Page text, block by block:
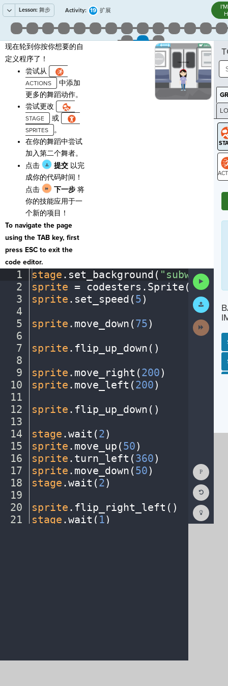
Lesson: 舞步 Activity: 19 扩展
现在轮到你按你想要的自
定义程序了！
尝试从
中添加
更多的舞蹈动作。
尝试更改
或
。
在你的舞蹈中尝试
加入第二个舞者。
点击
提交 以完
成你的代码时间！
点击
下一步 将
你的技能应用于一
个新的项目！
To navigate the page
using the TAB key, first
press ESC to exit the
code editor.
1
2
3
4
5
6
7
8
9
10
11
12
13
14
15
16
17
18
19
20
21
stage . set_background( "subway"
sprite = codesters . Sprite(
sprite . set_speed(5)
sprite . move_down(75)
sprite . flip_up_down()
sprite . move_right(200)
sprite . move_left(200)
sprite . flip_up_down()
stage .wait(2)
sprite . move_up(50)
sprite . turn_left(360)
sprite . move_down(50)
stage .wait(2)
sprite . flip_right_left()
stage .wait( 1)
Code
Work
Activity
Code
How
To